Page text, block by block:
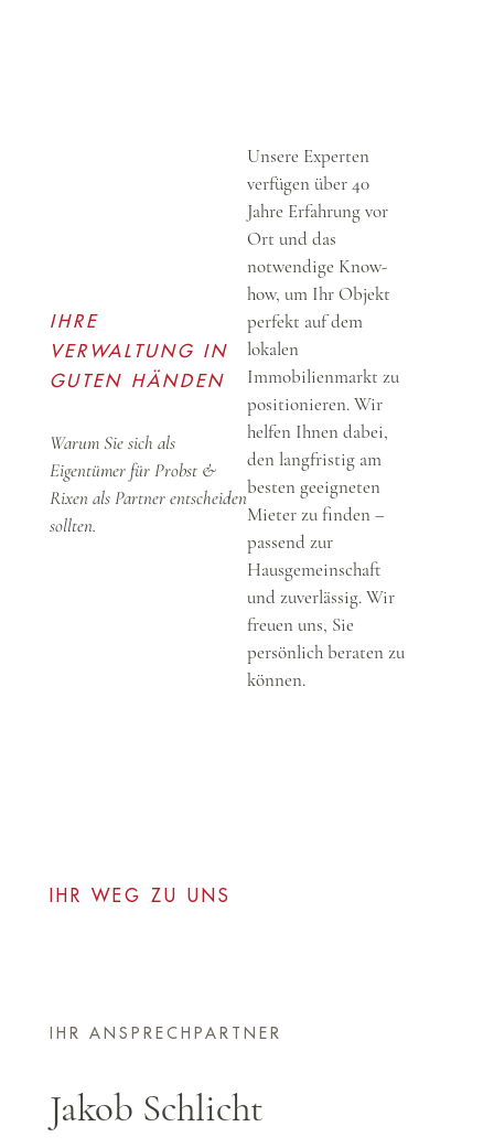
IHRE
VERWALTUNG IN
GUTEN HÄNDEN
Warum Sie sich als
Eigentümer für Probst &
Rixen als Partner entscheiden
sollten.
Unsere Experten
verfügen über 40
Jahre Erfahrung vor
Ort und das
notwendige Know-
how, um Ihr Objekt
perfekt auf dem
lokalen
Immobilienmarkt zu
positionieren. Wir
helfen Ihnen dabei,
den langfristig am
besten geeigneten
Mieter zu finden –
passend zur
Hausgemeinschaft
und zuverlässig. Wir
freuen uns, Sie
persönlich beraten zu
können.
IHR WEG ZU UNS
IHR ANSPRECHPARTNER
Jakob Schlicht